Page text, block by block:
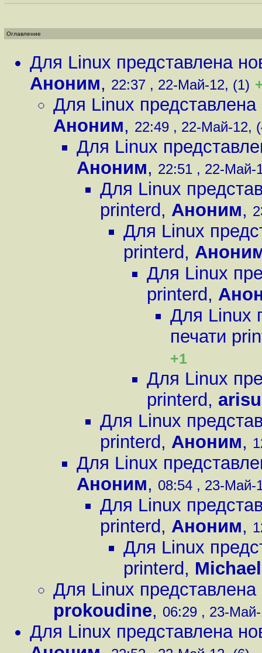
Оглавление
Для Linux представлена
Аноним, 22:37 , 22-Май-12, (1)
Для Linux
Аноним, 22:49 , 22-Май-12,
Для Linux
Аноним, 22:51 , 22-Май-
Для Linux
printerd, Аноним,
Для Linux
printerd,
Для Linux
printerd,
Для Linux
печати
+1
Для Linux
printerd, arisu
Для Linux
printerd, Аноним,
Для Linux
Аноним, 08:54 , 23-Май-
Для Linux
printerd, Аноним,
Для Linux
printerd,
Для Linux
prokoudine, 06:29 , 23-
Для Linux представлена